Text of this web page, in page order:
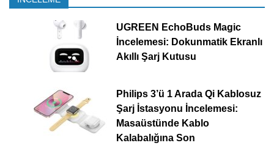
UGREEN EchoBuds Magic
İncelemesi: Dokunmatik Ekranlı
Akıllı Şarj Kutusu
Philips 3’ü 1 Arada Qi Kablosuz
Şarj İstasyonu İncelemesi:
Masaüstünde Kablo
Kalabalığına Son